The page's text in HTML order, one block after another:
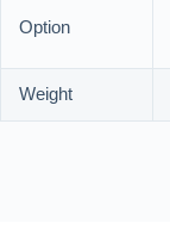
Option
Weight